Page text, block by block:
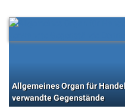
Allgemeines Organ für
verwandte Gegenstände